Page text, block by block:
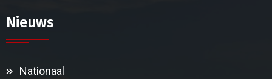
Nieuws
Nationaal